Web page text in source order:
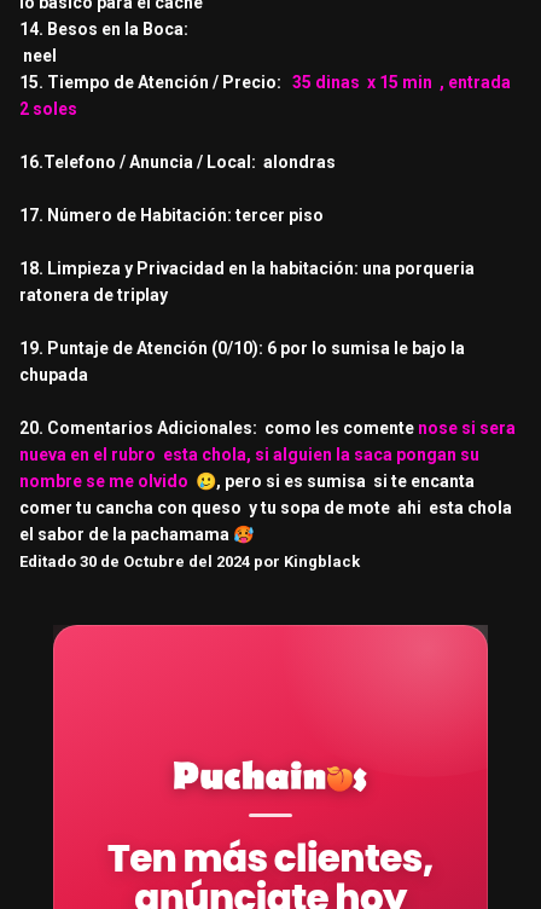
14. Besos en la Boca:
neel
15. Tiempo de Atención / Precio: 35 dinas x 15 min , entrada
2 soles
16.Telefono / Anuncia / Local: alondras
17. Número de Habitación: tercer piso
18. Limpieza y Privacidad en la habitación: una porqueria
ratonera de triplay
19. Puntaje de Atención (0/10): 6 por lo sumisa le bajo la
chupada
20. Comentarios Adicionales: como les comente nose si sera
nueva en el rubro esta chola, si alguien la saca pongan su
nombre se me olvido 🥲, pero si es sumisa si te encanta
comer tu cancha con queso y tu sopa de mote ahi esta chola
el sabor de la pachamama 🥵
Editado 30 de Octubre del 2024 por Kingblack